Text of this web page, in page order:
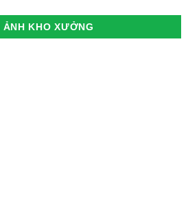
ẢNH KHO XƯỞNG